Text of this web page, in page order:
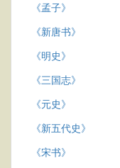
《孟子》
《新唐书》
《明史》
《三国志》
《元史》
《新五代史》
《宋书》